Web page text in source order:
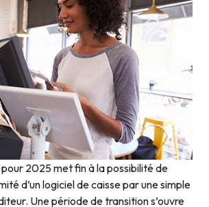
2025 met fin à la possibilité de
d’un logiciel de caisse par une simple
Une période de transition s’ouvre